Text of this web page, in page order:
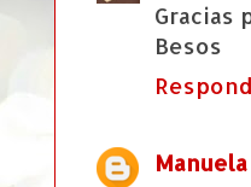
Gracias
Besos
Manuela